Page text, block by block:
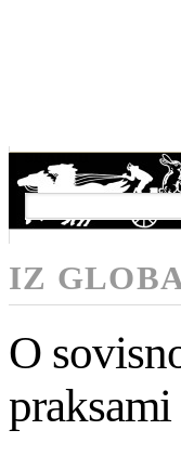
SEARCH
IZ
O